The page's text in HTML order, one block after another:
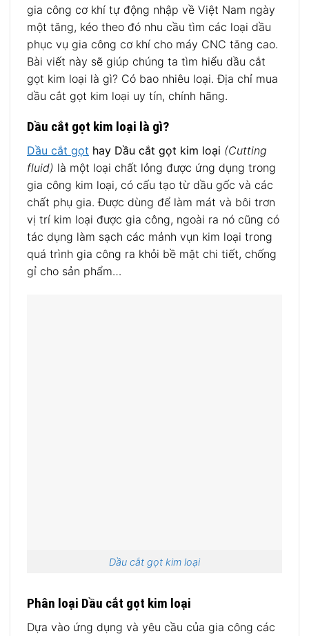
gia công cơ khí tự động nhập về Việt Nam ngày
một tăng, kéo theo đó nhu cầu tìm các loại dầu
phục vụ gia công cơ khí cho máy CNC tăng cao.
Bài viết này sẽ giúp chúng ta tìm hiểu dầu cắt
gọt kim loại là gì? Có bao nhiêu loại. Địa chỉ mua
dầu cắt gọt kim loại uy tín, chính hãng.
Dầu cắt gọt kim loại là gì?
Dầu cắt gọt hay Dầu cắt gọt kim loại (Cutting
fluid) là một loại chất lỏng được ứng dụng trong
gia công kim loại, có cấu tạo từ dầu gốc và các
chất phụ gia. Được dùng để làm mát và bôi trơn
vị trí kim loại được gia công, ngoài ra nó cũng có
tác dụng làm sạch các mảnh vụn kim loại trong
quá trình gia công ra khỏi bề mặt chi tiết, chống
gỉ cho sản phẩm…
Dầu cắt gọt kim loại
Phân loại Dầu cắt gọt kim loại
Dựa vào ứng dụng và yêu cầu của gia công các